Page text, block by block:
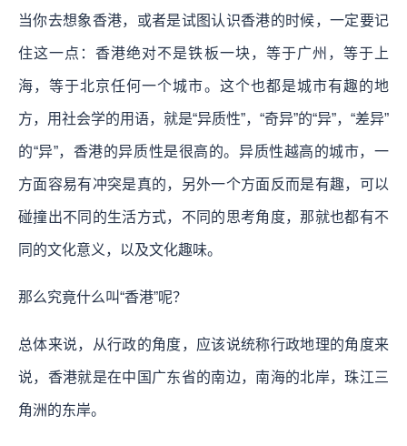
当你去想象香港，或者是试图认识香港的时候，一定要记
住这一点：香港绝对不是铁板一块，等于广州，等于上
海，等于北京任何一个城市。这个也都是城市有趣的地
方，用社会学的用语，就是“异质性”，“奇异”的“异”，“差异”
的“异”，香港的异质性是很高的。异质性越高的城市，一
方面容易有冲突是真的，另外一个方面反而是有趣，可以
碰撞出不同的生活方式，不同的思考角度，那就也都有不
同的文化意义，以及文化趣味。
那么究竟什么叫“香港”呢？
总体来说，从行政的角度，应该说统称行政地理的角度来
说，香港就是在中国广东省的南边，南海的北岸，珠江三
角洲的东岸。